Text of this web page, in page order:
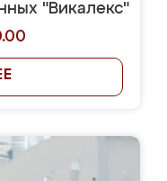
"Викалекс"